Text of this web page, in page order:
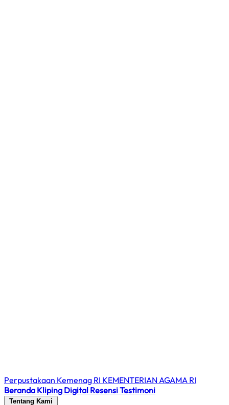
Perpustakaan Kemenag RI KEMENTERIAN AGAMA RI
Beranda Kliping Digital ResensiTestimoni
Tentang Kami